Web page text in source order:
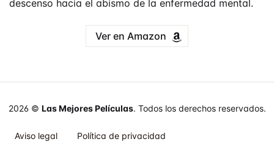
descenso hacia el abismo de la enfermedad mental.
Ver en Amazon
2026 © Las Mejores Películas. Todos los derechos reservados.
Aviso legal Política de privacidad